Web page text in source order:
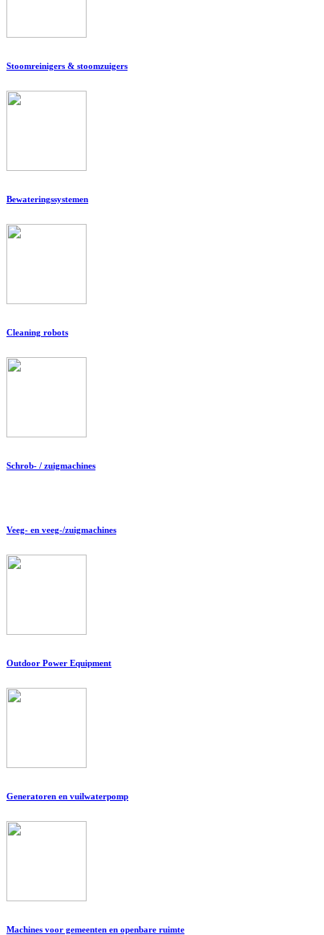
Stoomreinigers & stoomzuigers
Bewateringssystemen
Cleaning robots
Schrob- / zuigmachines
Veeg- en veeg-/zuigmachines
Outdoor Power Equipment
Generatoren en vuilwaterpomp
Machines voor gemeenten en openbare ruimte